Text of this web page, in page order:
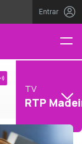
Entrar
TV
RTP